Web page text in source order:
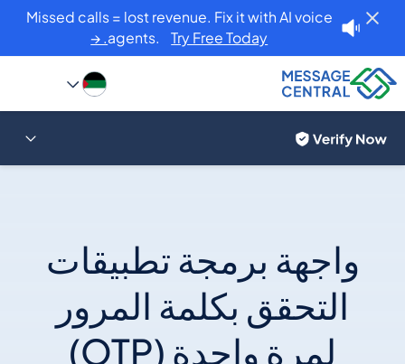
Missed calls = lost revenue. Fix it with AI voice
agents.Try Free Today. →
واجهة برمجة تطبيقات
التحقق بكلمة المرور
لمرة واحدة (OTP)